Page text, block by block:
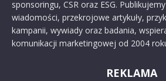
sponsoringu, CSR oraz ESG.
wiadomości, przekrojowe artykuły,
kampanii, wywiady oraz badania,
komunikacji marketingowej od 2004
REKLAMA